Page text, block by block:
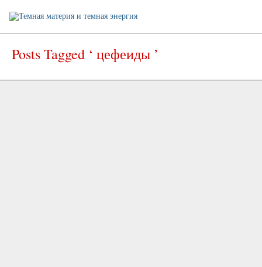
Posts Tagged ‘ цефеиды ’